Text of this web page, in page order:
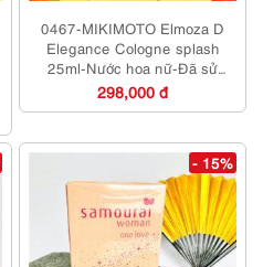
0467-MIKIMOTO Elmoza D
Elegance Cologne splash
25ml-Nước hoa nữ-Đã sử
dụng
298,000 đ
- 15%